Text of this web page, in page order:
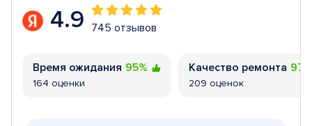
4.9 745 отзывов
Время ожидания 95%
164 оценки
Качество ремонта
209 оценок